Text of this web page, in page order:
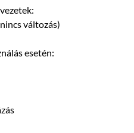
változás)
esetén: